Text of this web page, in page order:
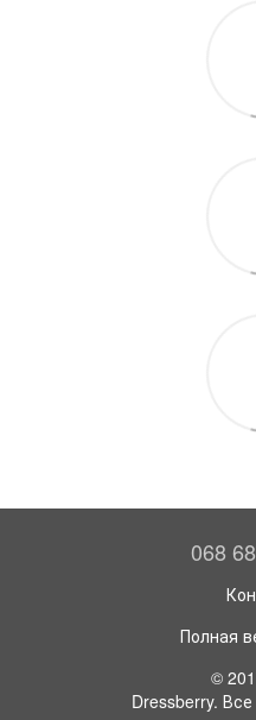
068
Полная
©
Dressberry.